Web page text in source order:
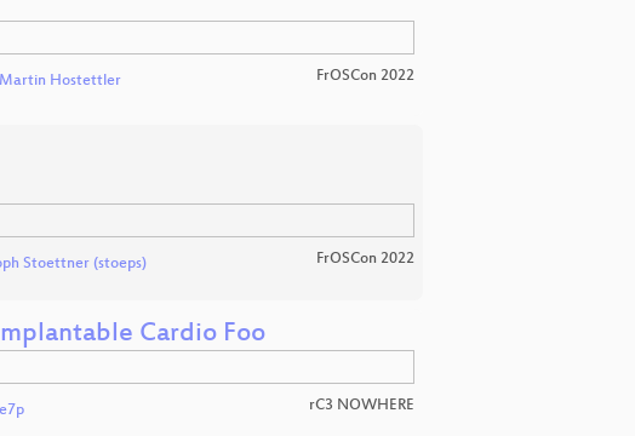
Martin Hostettler FrOSCon 2022
Stoettner (stoeps) FrOSCon 2022
Cardio Foo
rC3 NOWHERE